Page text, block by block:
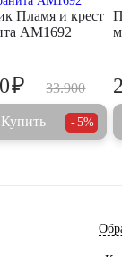
Пламя и крест
AM1692
33.900
₽
Купить 5%